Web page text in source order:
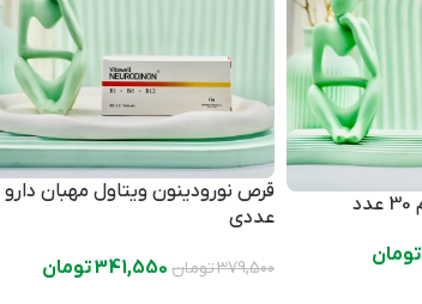
تومان
عددی
379,500تومان 341,550تومان